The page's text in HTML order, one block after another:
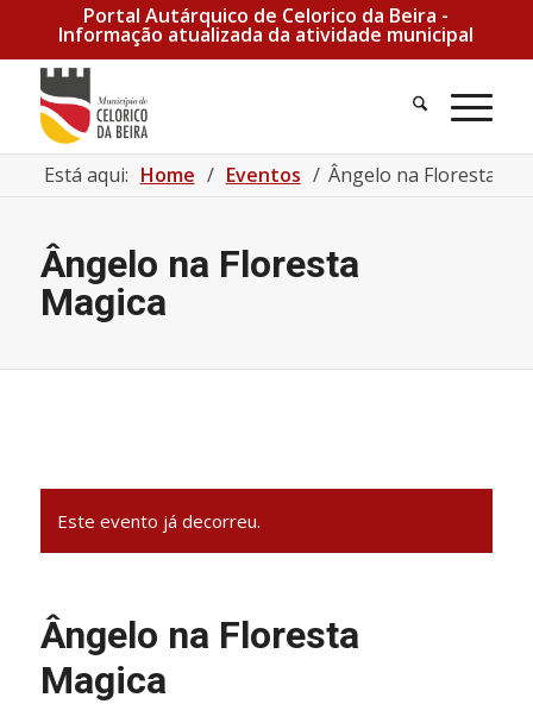
Portal Autárquico de Celorico da Beira -
Informação atualizada da atividade municipal
Pesquisa
Está aqui: Home / Eventos / Ângelo na Floresta
Ângelo na Floresta
Magica
Este evento já decorreu.
Ângelo na Floresta
Magica